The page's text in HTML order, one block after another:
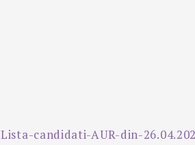
Lista-candidati-AUR-din-